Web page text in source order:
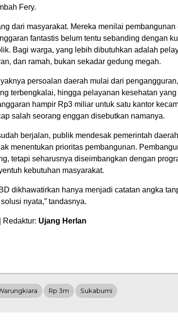
Fery.
dari masyarakat. Mereka menilai pembangunan
fantastis belum tentu sebanding dengan
Bagi warga, yang lebih dibutuhkan adalah
dan ramah, bukan sekadar gedung megah.
persoalan daerah mulai dari pengangguran,
terbengkalai, hingga pelayanan kesehatan
hampir Rp3 miliar untuk satu kantor
salah seorang enggan disebutkan namanya.
berjalan, publik mendesak pemerintah
menentukan prioritas pembangunan.
tetapi seharusnya diseimbangkan dengan
kebutuhan masyarakat.
dikhawatirkan hanya menjadi catatan angka
nyata,” tandasnya.
| Redaktur: Ujang Herlan
Rp 3m Sukabumi